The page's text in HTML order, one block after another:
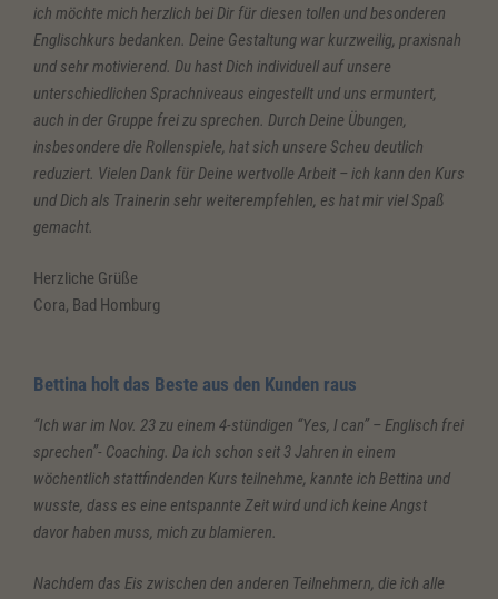
ich möchte mich herzlich bei Dir für diesen tollen und besonderen
Englischkurs bedanken. Deine Gestaltung war kurzweilig, praxisnah
und sehr motivierend. Du hast Dich individuell auf unsere
unterschiedlichen Sprachniveaus eingestellt und uns ermuntert,
auch in der Gruppe frei zu sprechen. Durch Deine Übungen,
insbesondere die Rollenspiele, hat sich unsere Scheu deutlich
reduziert. Vielen Dank für Deine wertvolle Arbeit – ich kann den Kurs
und Dich als Trainerin sehr weiterempfehlen, es hat mir viel Spaß
gemacht.
Herzliche Grüße
Cora, Bad Homburg
Bettina holt das Beste aus den Kunden raus
“Ich war im Nov. 23 zu einem 4-stündigen “Yes, I can” – Englisch frei
sprechen”- Coaching. Da ich schon seit 3 Jahren in einem
wöchentlich stattfindenden Kurs teilnehme, kannte ich Bettina und
wusste, dass es eine entspannte Zeit wird und ich keine Angst
davor haben muss, mich zu blamieren.
Nachdem das Eis zwischen den anderen Teilnehmern, die ich alle